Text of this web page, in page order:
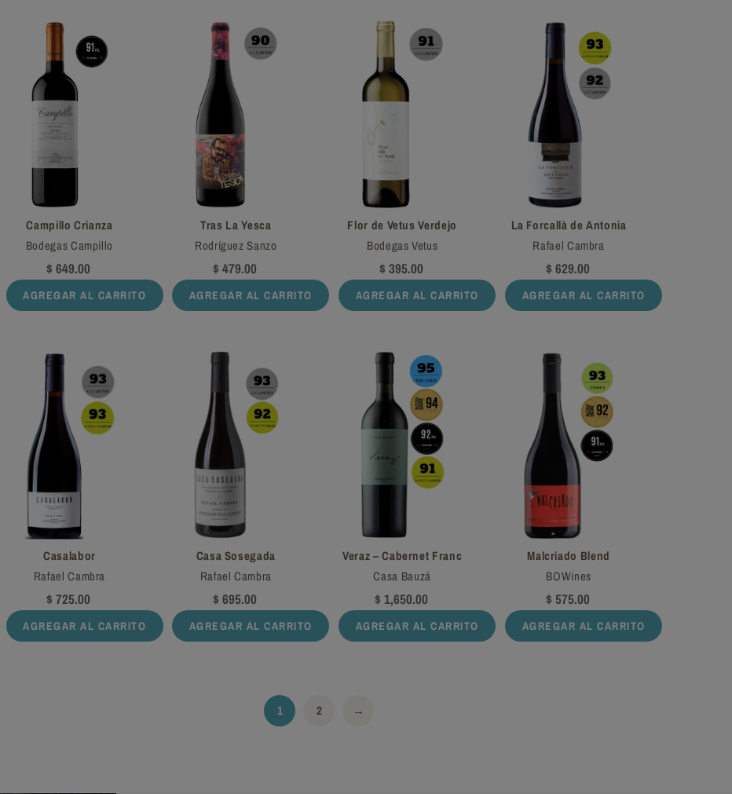
Campillo Crianza
Bodegas Campillo
$ 649.00
AGREGAR AL CARRITO
Tras La Yesca
Rodríguez Sanzo
$ 479.00
AGREGAR AL CARRITO
Flor de Vetus Verdejo
Bodegas Vetus
$ 395.00
AGREGAR AL CARRITO
La Forcallà de Antonia
Rafael Cambra
$ 629.00
AGREGAR AL CARRITO
Casalabor
Rafael Cambra
$ 725.00
AGREGAR AL CARRITO
Casa Sosegada
Rafael Cambra
$ 695.00
AGREGAR AL CARRITO
Veraz – Cabernet Franc
Casa Bauzá
$ 1,650.00
AGREGAR AL CARRITO
Malcriado Blend
BOWines
$ 575.00
AGREGAR AL CARRITO
1 2 →